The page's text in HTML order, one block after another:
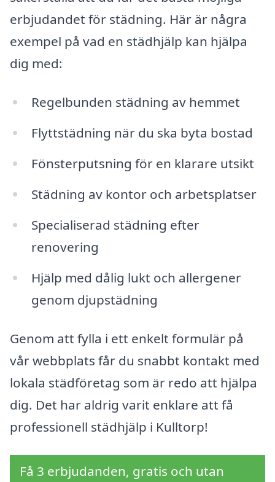
erbjudandet för städning. Här är några
exempel på vad en städhjälp kan hjälpa
dig med:
Regelbunden städning av hemmet
Flyttstädning när du ska byta bostad
Fönsterputsning för en klarare utsikt
Städning av kontor och arbetsplatser
Specialiserad städning efter
renovering
Hjälp med dålig lukt och allergener
genom djupstädning
Genom att fylla i ett enkelt formulär på
vår webbplats får du snabbt kontakt med
lokala städföretag som är redo att hjälpa
dig. Det har aldrig varit enklare att få
professionell städhjälp i Kulltorp!
Få 3 erbjudanden, gratis och utan